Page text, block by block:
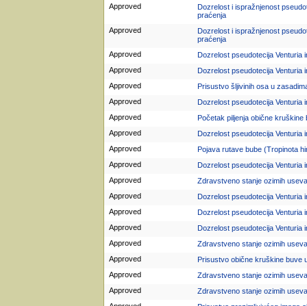
Approved
Dozrelost i ispražnjenost
praćenja
Approved
Dozrelost i ispražnjenost
praćenja
Approved
Dozrelost pseudotecija Venturia
Approved
Dozrelost pseudotecija Venturia
Approved
Prisustvo šljivinih osa u
Approved
Dozrelost pseudotecija Venturia
Approved
Početak piljenja obične
Approved
Dozrelost pseudotecija Venturia
Approved
Pojava rutave bube (Tropinota
Approved
Dozrelost pseudotecija Venturia
Approved
Zdravstveno stanje ozimih
Approved
Dozrelost pseudotecija Venturia
Approved
Dozrelost pseudotecija Venturia
Approved
Dozrelost pseudotecija Venturia
Approved
Zdravstveno stanje ozimih
Approved
Prisustvo obične kruškine buve
Approved
Zdravstveno stanje ozimih
Approved
Zdravstveno stanje ozimih